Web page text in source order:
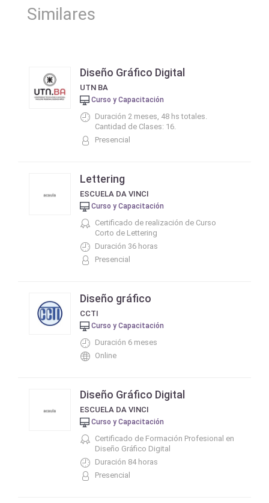
Similares
Diseño Gráfico Digital
UTN BA
Curso y Capacitación
Duración 2 meses, 48 hs totales.
Cantidad de Clases: 16.
Presencial
Lettering
ESCUELA DA VINCI
Curso y Capacitación
Certificado de realización de Curso
Corto de Lettering
Duración 36 horas
Presencial
Diseño gráfico
CCTI
Curso y Capacitación
Duración 6 meses
Online
Diseño Gráfico Digital
ESCUELA DA VINCI
Curso y Capacitación
Certificado de Formación Profesional en
Diseño Gráfico Digital
Duración 84 horas
Presencial